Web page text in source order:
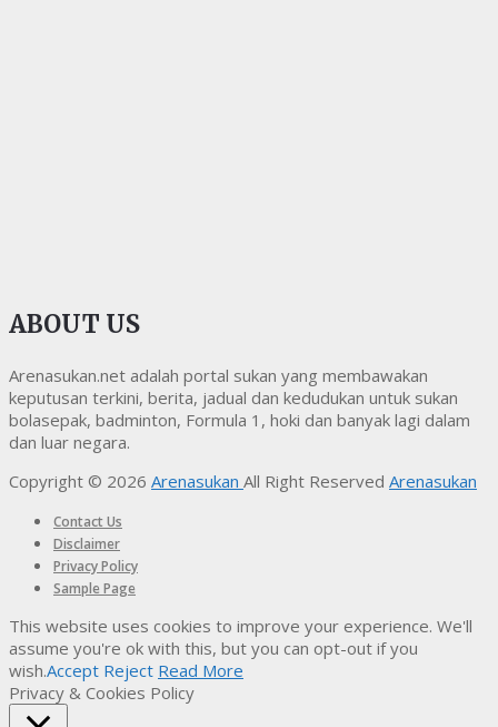
ABOUT US
Arenasukan.net adalah portal sukan yang membawakan
keputusan terkini, berita, jadual dan kedudukan untuk sukan
bolasepak, badminton, Formula 1, hoki dan banyak lagi dalam
dan luar negara.
Copyright © 2026 Arenasukan All Right Reserved Arenasukan
Contact Us
Disclaimer
Privacy Policy
Sample Page
This website uses cookies to improve your experience. We'll
assume you're ok with this, but you can opt-out if you
wish.Accept Reject Read More
Privacy & Cookies Policy